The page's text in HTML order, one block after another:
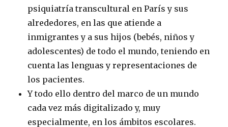
psiquiatría transcultural en París y sus
alrededores, en las que atiende a
inmigrantes y a sus hijos (bebés, niños y
adolescentes) de todo el mundo, teniendo en
cuenta las lenguas y representaciones de
los pacientes.
Y todo ello dentro del marco de un mundo
cada vez más digitalizado y, muy
especialmente, en los ámbitos escolares.